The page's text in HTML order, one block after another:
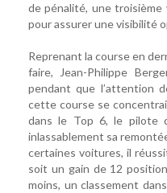
de pénalité, une
pour assurer une visibilité
Reprenant la course en
faire, Jean-Philippe
pendant que l’attention
cette course se
dans le Top 6, le pilote
inlassablement sa
certaines voitures, il
soit un gain de 12
moins, un classement